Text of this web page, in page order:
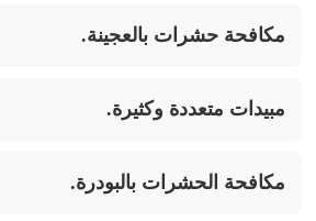
مكافحة حشرات بالعجينة.
مبيدات متعددة وكثيرة.
مكافحة الحشرات بالبودرة.